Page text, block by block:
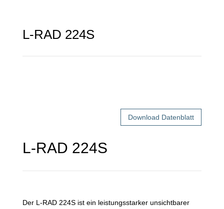
L-RAD 224S
Download Datenblatt
L-RAD 224S
Der L-RAD 224S ist ein leistungsstarker unsichtbarer